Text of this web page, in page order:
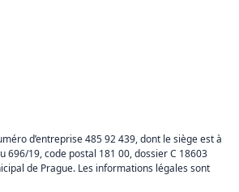
d’entreprise 485 92 439, dont le siège est à
696/19, code postal 181 00, dossier C 18603
de Prague. Les informations légales sont